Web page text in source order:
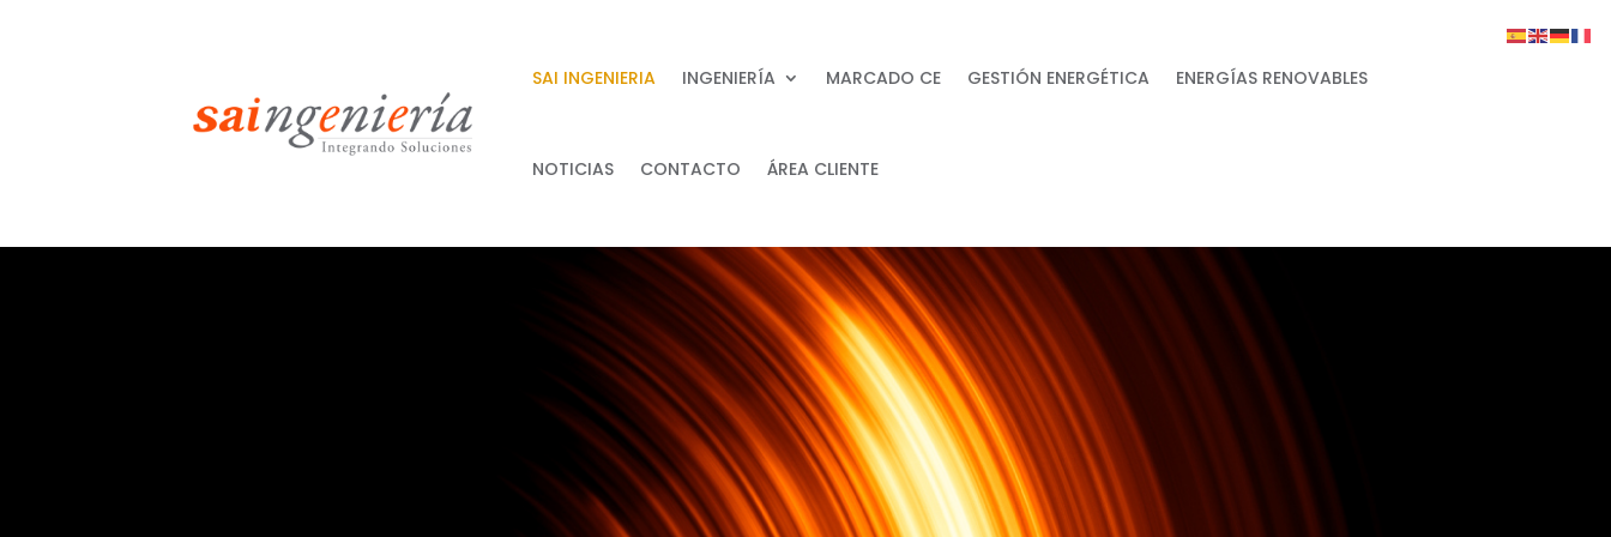
SAI INGENIERIA INGENIERÍA MARCADO CE GESTIÓN ENERGÉTICA ENERGÍAS RENOVABLES
NOTICIAS CONTACTO ÁREA CLIENTE